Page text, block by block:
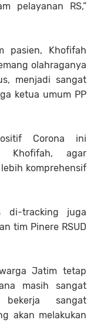
pelayanan RS,”
pasien, Khofifah
olahraganya
menjadi sangat
ketua umum PP
Corona ini
Khofifah, agar
komprehensif
di-tracking juga
tim Pinere RSUD
Jatim tetap
masih sangat
bekerja sangat
akan melakukan